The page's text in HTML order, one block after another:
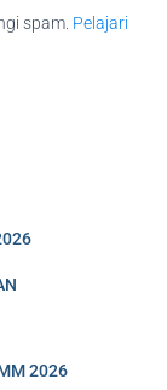
spam. Pelajari
2026